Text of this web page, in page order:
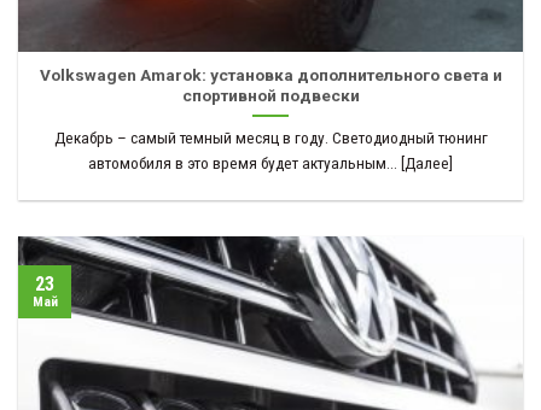
Volkswagen Amarok: установка дополнительного света и
спортивной подвески
Декабрь – самый темный месяц в году. Светодиодный тюнинг
автомобиля в это время будет актуальным... [Далее]
23
Май